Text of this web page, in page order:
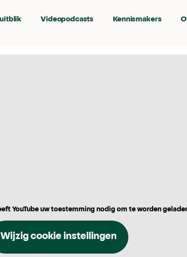
Videopodcasts Kennismakers
YouTube uw toestemming nodig om te worden
Wijzig cookie instellingen